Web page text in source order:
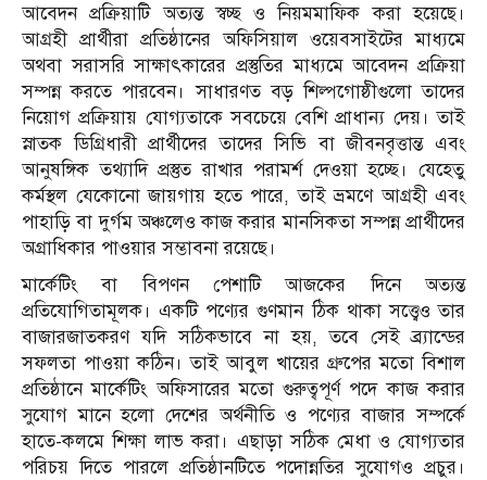
আবেদন প্রক্রিয়াটি অত্যন্ত স্বচ্ছ ও নিয়মমাফিক করা হয়েছে।
আগ্রহী প্রার্থীরা প্রতিষ্ঠানের অফিসিয়াল ওয়েবসাইটের মাধ্যমে
অথবা সরাসরি সাক্ষাৎকারের প্রস্তুতির মাধ্যমে আবেদন প্রক্রিয়া
সম্পন্ন করতে পারবেন। সাধারণত বড় শিল্পগোষ্ঠীগুলো তাদের
নিয়োগ প্রক্রিয়ায় যোগ্যতাকে সবচেয়ে বেশি প্রাধান্য দেয়। তাই
স্নাতক ডিগ্রিধারী প্রার্থীদের তাদের সিভি বা জীবনবৃত্তান্ত এবং
আনুষঙ্গিক তথ্যাদি প্রস্তুত রাখার পরামর্শ দেওয়া হচ্ছে। যেহেতু
কর্মস্থল যেকোনো জায়গায় হতে পারে, তাই ভ্রমণে আগ্রহী এবং
পাহাড়ি বা দুর্গম অঞ্চলেও কাজ করার মানসিকতা সম্পন্ন প্রার্থীদের
অগ্রাধিকার পাওয়ার সম্ভাবনা রয়েছে।
মার্কেটিং বা বিপণন পেশাটি আজকের দিনে অত্যন্ত
প্রতিযোগিতামূলক। একটি পণ্যের গুণমান ঠিক থাকা সত্ত্বেও তার
বাজারজাতকরণ যদি সঠিকভাবে না হয়, তবে সেই ব্র্যান্ডের
সফলতা পাওয়া কঠিন। তাই আবুল খায়ের গ্রুপের মতো বিশাল
প্রতিষ্ঠানে মার্কেটিং অফিসারের মতো গুরুত্বপূর্ণ পদে কাজ করার
সুযোগ মানে হলো দেশের অর্থনীতি ও পণ্যের বাজার সম্পর্কে
হাতে-কলমে শিক্ষা লাভ করা। এছাড়া সঠিক মেধা ও যোগ্যতার
পরিচয় দিতে পারলে প্রতিষ্ঠানটিতে পদোন্নতির সুযোগও প্রচুর।